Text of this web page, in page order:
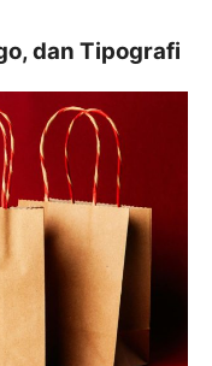
dan Tipografi